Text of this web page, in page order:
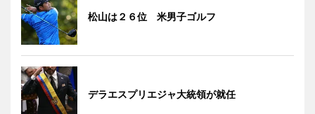
松山は２６位 米男子ゴルフ
デラエスプリエジャ大統領が就任